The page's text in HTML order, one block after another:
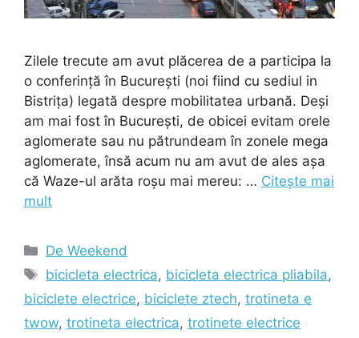
Zilele trecute am avut plăcerea de a participa la
o conferință în București (noi fiind cu sediul in
Bistrița) legată despre mobilitatea urbană. Deși
am mai fost în București, de obicei evitam orele
aglomerate sau nu pătrundeam în zonele mega
aglomerate, însă acum nu am avut de ales așa
că Waze-ul arăta roșu mai mereu: … Citește mai
mult
Categorii
De Weekend
Etichete
bicicleta electrica, bicicleta electrica pliabila,
biciclete electrice, biciclete ztech, trotineta e
twow, trotineta electrica, trotinete electrice